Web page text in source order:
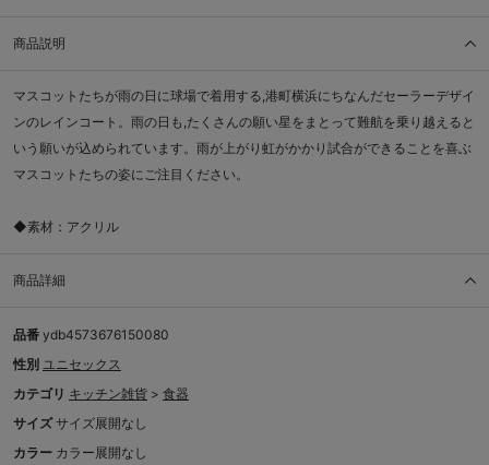
商品説明
マスコットたちが雨の日に球場で着用する,港町横浜にちなんだセーラーデザイ
ンのレインコート。雨の日も,たくさんの願い星をまとって難航を乗り越えると
いう願いが込められています。雨が上がり虹がかかり試合ができることを喜ぶ
マスコットたちの姿にご注目ください。
◆素材：アクリル
商品詳細
品番 ydb4573676150080
性別 ユニセックス
カテゴリ キッチン雑貨 > 食器
サイズ サイズ展開なし
カラー カラー展開なし